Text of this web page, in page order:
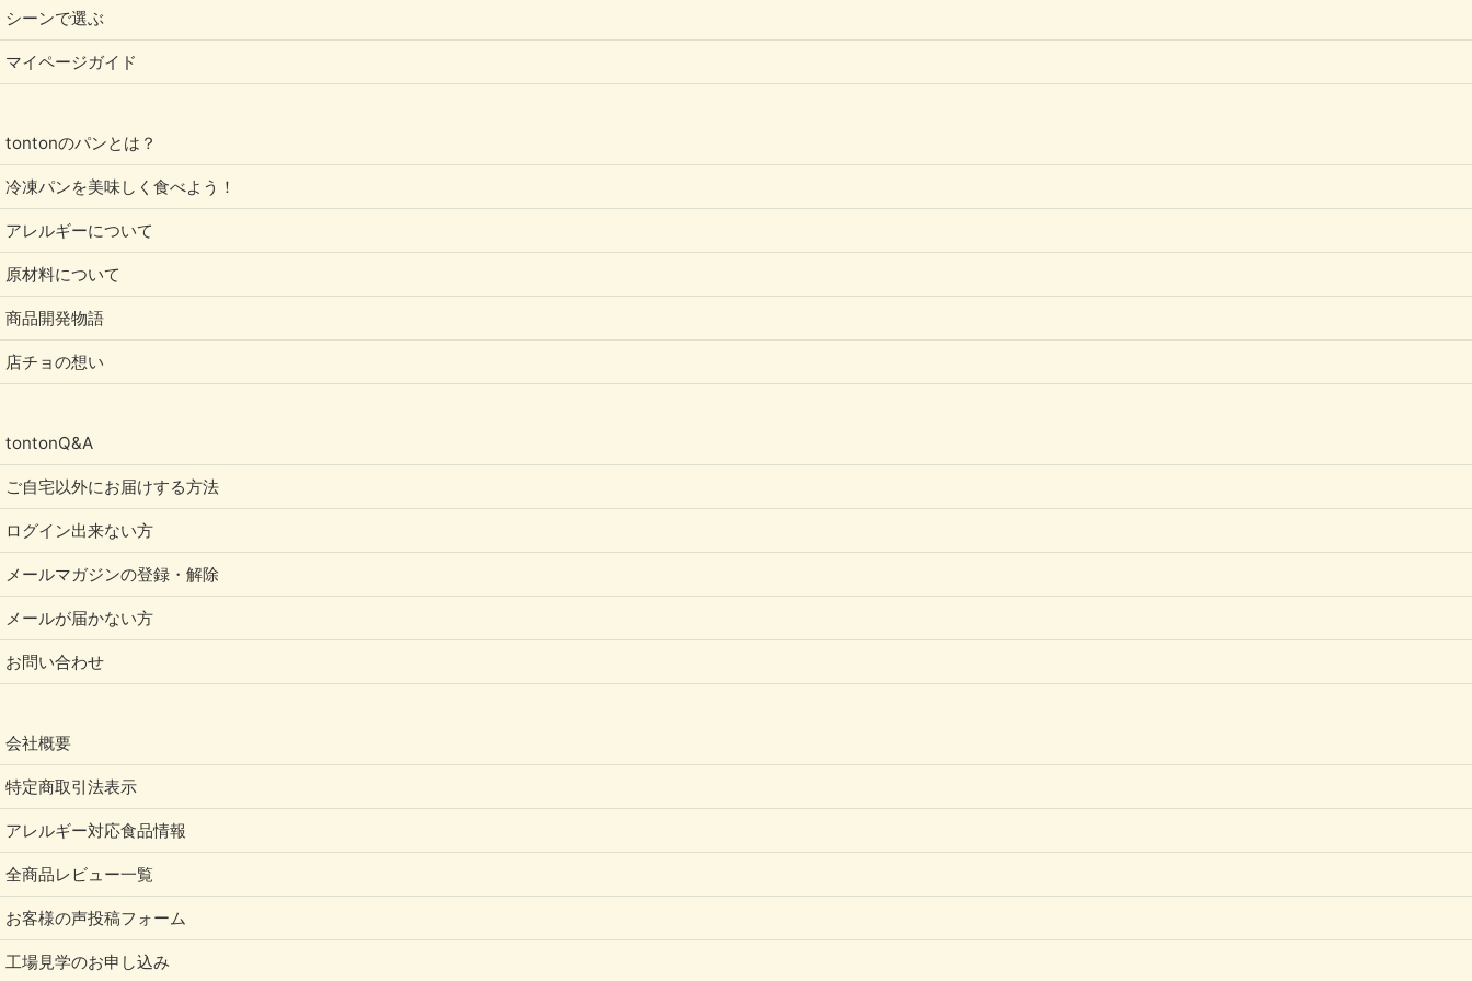
シーンで選ぶ
マイページガイド
tontonのパンとは？
冷凍パンを美味しく食べよう！
アレルギーについて
原材料について
商品開発物語
店チョの想い
tontonQ&A
ご自宅以外にお届けする方法
ログイン出来ない方
メールマガジンの登録・解除
メールが届かない方
お問い合わせ
会社概要
特定商取引法表示
アレルギー対応食品情報
全商品レビュー一覧
お客様の声投稿フォーム
工場見学のお申し込み